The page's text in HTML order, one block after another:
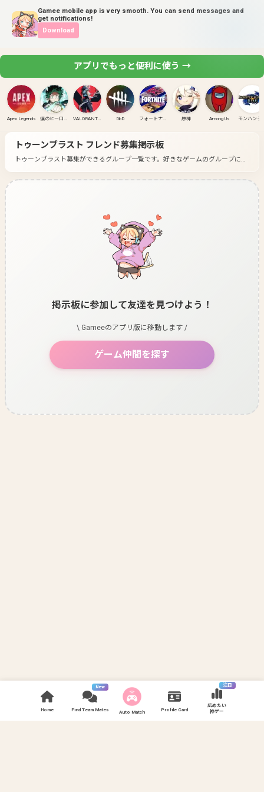
Gamee mobile app is very smooth. You can send messages and
get notifications!
Download
Home
New
Find Team Mates Auto Match Profile Card
注目
広めたい
神ゲー
アプリでもっと便利に使う →
Apex Legends 僕のヒーローアカデミア ULTRA RUMBLE VALORANT(PC) DbD フォートナイト 原神 Among Us
トゥーンブラスト フレンド募集掲示板
トゥーンブラスト募集ができるグループ一覧です。 好きなゲームのグループに入
掲示板に参加して友達を見つけよう！
\ Gameeのアプリ版に移動します /
ゲーム仲間を探す